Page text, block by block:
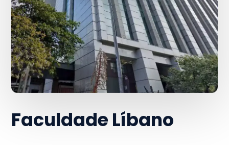
Faculdade Líbano